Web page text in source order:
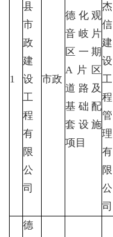
1
县
市
政
建
设
工
程
有
限
公
司
市政
德化观
音岐片
区一期
A片区
道路及
基础配
套设施
项目
杰
信
建
设
工
程
管
理
有
限
公
司
德